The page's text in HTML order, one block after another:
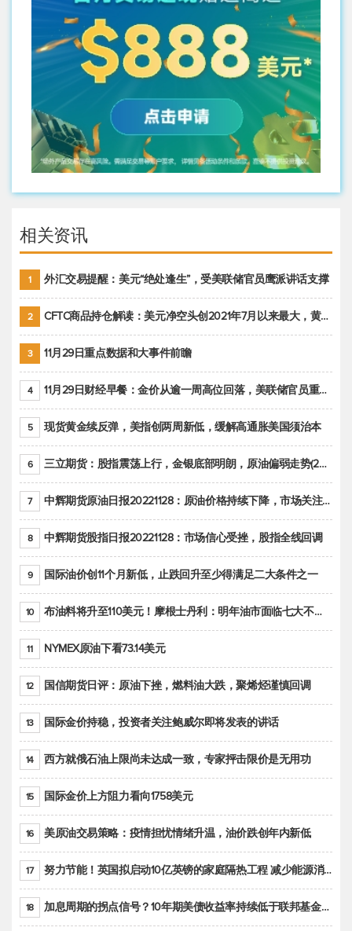
相关资讯
1 外汇交易提醒：美元“绝处逢生”，受美联储官员鹰派讲话支撑
2 CFTC商品持仓解读：美元净空头创2021年7月以来最大，黄金期货投机性净多头头寸减少
3 11月29日重点数据和大事件前瞻
4 11月29日财经早餐：金价从逾一周高位回落，美联储官员重申鹰派立场推动美元回升
5 现货黄金续反弹，美指创两周新低，缓解高通胀美国须治本
6 三立期货：股指震荡上行，金银底部明朗，原油偏弱走势(20221128收评)
7 中辉期货原油日报20221128：原油价格持续下降，市场关注OPEC+新一轮产能政策
8 中辉期货股指日报20221128：市场信心受挫，股指全线回调
9 国际油价创11个月新低，止跌回升至少得满足二大条件之一
10 布油料将升至110美元！摩根士丹利：明年油市面临七大不确定性
11 NYMEX原油下看73.14美元
12 国信期货日评：原油下挫，燃料油大跌，聚烯烃谨慎回调
13 国际金价持稳，投资者关注鲍威尔即将发表的讲话
14 西方就俄石油上限尚未达成一致，专家抨击限价是无用功
15 国际金价上方阻力看向1758美元
16 美原油交易策略：疫情担忧情绪升温，油价跌创年内新低
17 努力节能！英国拟启动10亿英镑的家庭隔热工程 减少能源消耗
18 加息周期的拐点信号？10年期美债收益率持续低于联邦基金利率目标区间